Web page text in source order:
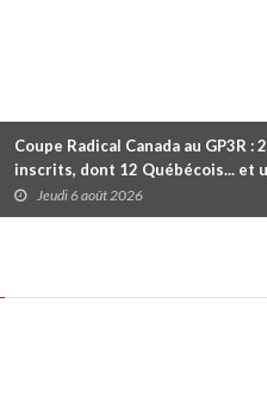
Coupe Radical Canada au GP3R :
inscrits, dont 12 Québécois... et
premier gain d'Antoine Sénéchal
dans la série ?
Jeudi 6 août 2026